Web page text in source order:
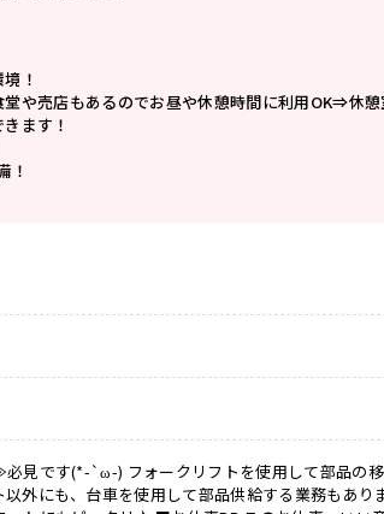
！
堂や売店もあるのでお昼や休憩時間に利用OK⇒休憩
ます！
！
見です(*-`ω-) フォークリフトを使用して部品の
外にも、台車を使用して部品供給する業務もありま